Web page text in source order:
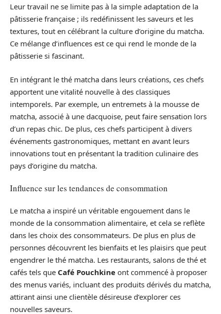
Leur travail ne se limite pas à la simple adaptation de la
pâtisserie française ; ils redéfinissent les saveurs et les
textures, tout en célébrant la culture d’origine du matcha.
Ce mélange d’influences est ce qui rend le monde de la
pâtisserie si fascinant.
En intégrant le thé matcha dans leurs créations, ces chefs
apportent une vitalité nouvelle à des classiques
intemporels. Par exemple, un entremets à la mousse de
matcha, associé à une dacquoise, peut faire sensation lors
d’un repas chic. De plus, ces chefs participent à divers
événements gastronomiques, mettant en avant leurs
innovations tout en présentant la tradition culinaire des
pays d’origine du matcha.
Influence sur les tendances de consommation
Le matcha a inspiré un véritable engouement dans le
monde de la consommation alimentaire, et cela se reflète
dans les choix des consommateurs. De plus en plus de
personnes découvrent les bienfaits et les plaisirs que peut
engendrer le thé matcha. Les restaurants, salons de thé et
cafés tels que Café Pouchkine ont commencé à proposer
des menus variés, incluant des produits dérivés du matcha,
attirant ainsi une clientèle désireuse d’explorer ces
nouvelles saveurs.